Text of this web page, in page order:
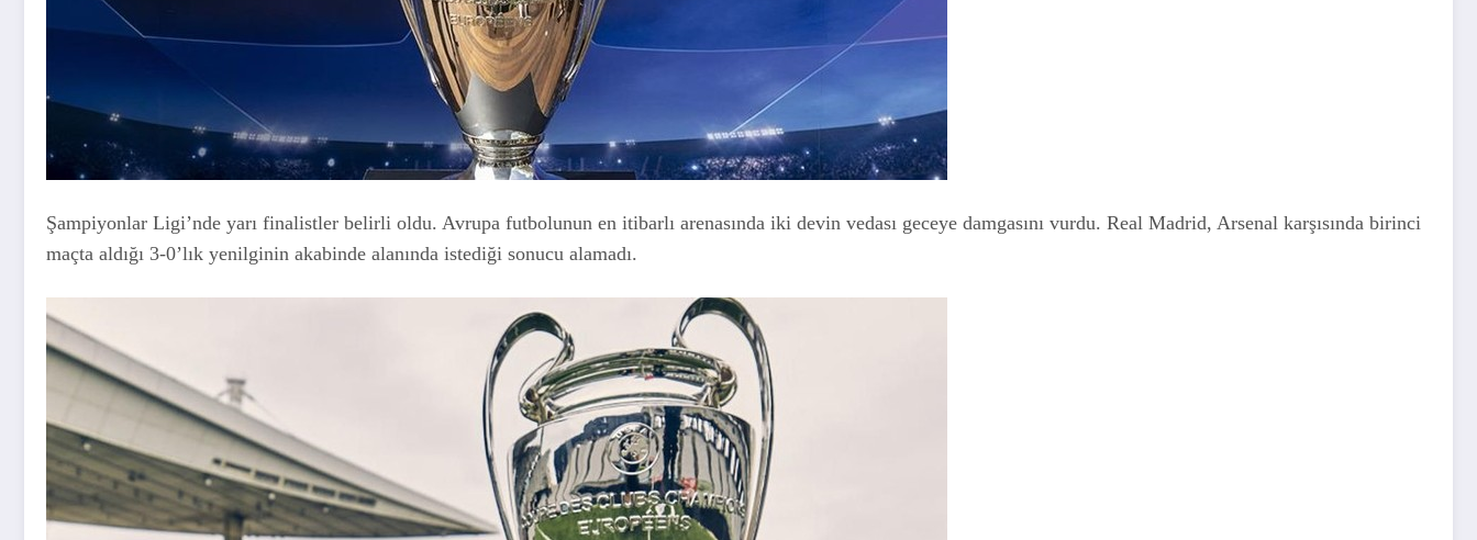
Şampiyonlar Ligi’nde yarı finalistler belirli oldu. Avrupa futbolunun en itibarlı arenasında iki devin vedası geceye damgasını vurdu. Real Madrid, Arsenal karşısında birinci
maçta aldığı 3-0’lık yenilginin akabinde alanında istediği sonucu alamadı.